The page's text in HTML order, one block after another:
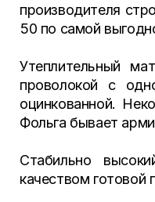
производителя
50 по самой
Утеплительный
проволокой с
оцинкованной.
Фольга бывает
Стабильно
качеством готовой